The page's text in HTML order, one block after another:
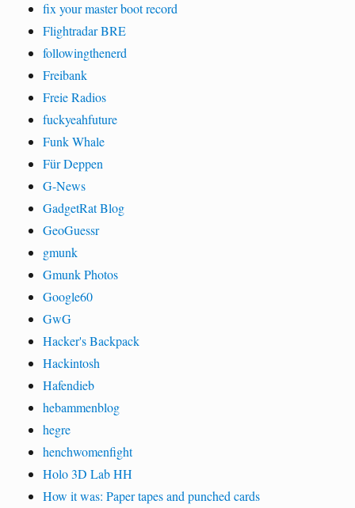
fix your master boot record
Flightradar BRE
followingthenerd
Freibank
Freie Radios
fuckyeahfuture
Funk Whale
Für Deppen
G-News
GadgetRat Blog
GeoGuessr
gmunk
Gmunk Photos
Google60
GwG
Hacker's Backpack
Hackintosh
Hafendieb
hebammenblog
hegre
henchwomenfight
Holo 3D Lab HH
How it was: Paper tapes and punched cards